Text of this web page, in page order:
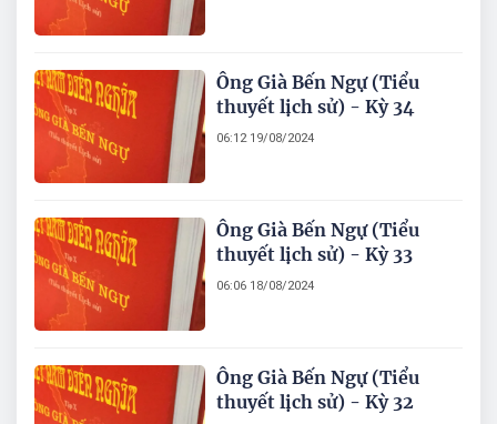
Ông Già Bến Ngự (Tiểu
thuyết lịch sử) - Kỳ 34
06:12 19/08/2024
Ông Già Bến Ngự (Tiểu
thuyết lịch sử) - Kỳ 33
06:06 18/08/2024
Ông Già Bến Ngự (Tiểu
thuyết lịch sử) - Kỳ 32